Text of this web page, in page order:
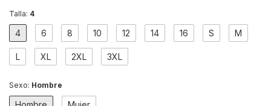
Talla: 4
4 6 8 10 12 14 16 S M
L XL 2XL 3XL
Sexo: Hombre